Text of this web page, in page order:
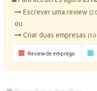
Escrever uma review
ou
Criar duas empresas
Review de emprego